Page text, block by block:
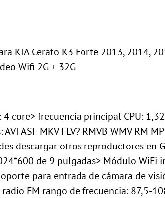
KIA Cerato K3 Forte 2013, 2014,
Wifi 2G + 32G
core> frecuencia principal CPU: 1,32
ASF MKV FLV? RMVB WMV RM
descargar otros reproductores en
de 9 pulgadas> Módulo WiFi
para entrada de cámara de
FM rango de frecuencia: 87,5-